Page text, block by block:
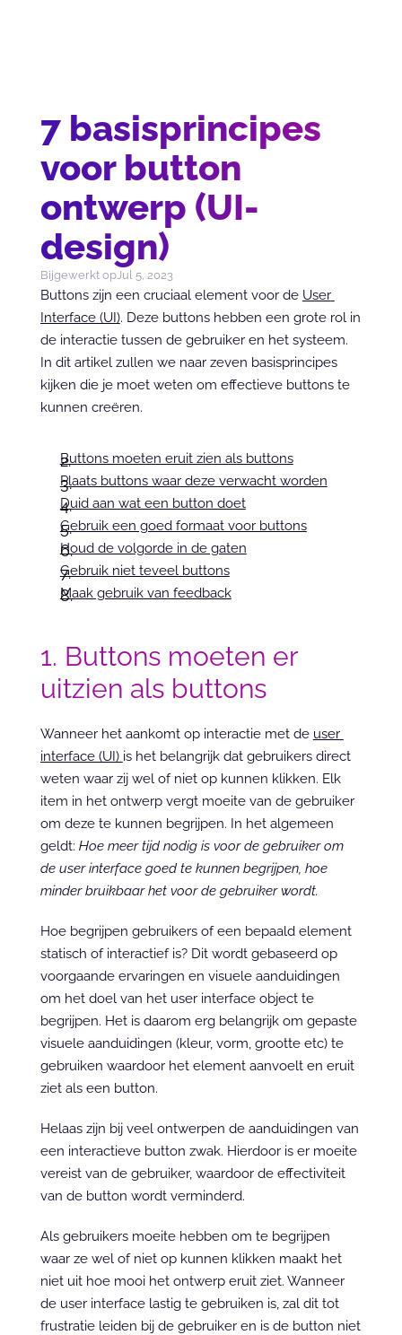
7 basisprincipes
voor button
ontwerp (UI-
design)
Bijgewerkt opJul 5, 2023
Buttons zijn een cruciaal element voor de User
Interface (UI). Deze buttons hebben een grote rol in
de interactie tussen de gebruiker en het systeem.
In dit artikel zullen we naar zeven basisprincipes
kijken die je moet weten om effectieve buttons te
kunnen creëren.
Buttons moeten eruit zien als buttons
Plaats buttons waar deze verwacht worden
Duid aan wat een button doet
Gebruik een goed formaat voor buttons
Houd de volgorde in de gaten
Gebruik niet teveel buttons
Maak gebruik van feedback
1. Buttons moeten er
uitzien als buttons
Wanneer het aankomt op interactie met de user
interface (UI) is het belangrijk dat gebruikers direct
weten waar zij wel of niet op kunnen klikken. Elk
item in het ontwerp vergt moeite van de gebruiker
om deze te kunnen begrijpen. In het algemeen
geldt: Hoe meer tijd nodig is voor de gebruiker om
de user interface goed te kunnen begrijpen, hoe
minder bruikbaar het voor de gebruiker wordt.
Hoe begrijpen gebruikers of een bepaald element
statisch of interactief is? Dit wordt gebaseerd op
voorgaande ervaringen en visuele aanduidingen
om het doel van het user interface object te
begrijpen. Het is daarom erg belangrijk om gepaste
visuele aanduidingen (kleur, vorm, grootte etc) te
gebruiken waardoor het element aanvoelt en eruit
ziet als een button.
Helaas zijn bij veel ontwerpen de aanduidingen van
een interactieve button zwak. Hierdoor is er moeite
vereist van de gebruiker, waardoor de effectiviteit
van de button wordt verminderd.
Als gebruikers moeite hebben om te begrijpen
waar ze wel of niet op kunnen klikken maakt het
niet uit hoe mooi het ontwerp eruit ziet. Wanneer
de user interface lastig te gebruiken is, zal dit tot
frustratie leiden bij de gebruiker en is de button niet